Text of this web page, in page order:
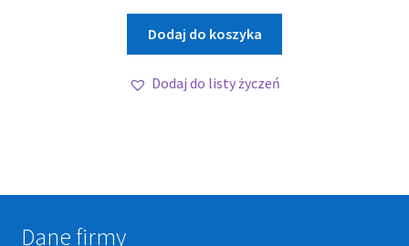
Dodaj do koszyka
Dodaj do listy życzeń
Dane firmy